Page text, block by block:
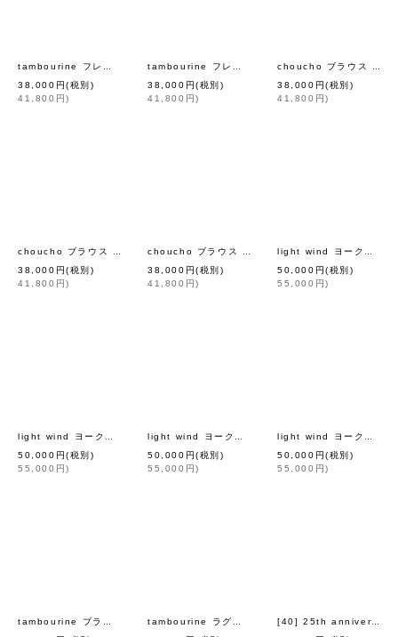
tambourine フレアスリーブブラウス (AES1448:LBG) [mina perhonen]
38,000 円(税別)
41,800 円)
tambourine フレアスリーブブラウス (AES1448:NV)
38,000 円(税別)
41,800 円)
choucho ブラウス (AES1447:WH)
38,000 円(税別)
41,800 円)
choucho ブラウス (AES1447:LBG) [mina perhonen]
38,000 円(税別)
41,800 円)
choucho ブラウス (AES1447:NV) [
mina
38,000 円(税別)
41,800 円)
light wind ヨークギャザーブラウス (AES1428:LPK)
50,000 円(税別)
55,000 円)
light wind ヨークギャザーブラウス (AES1428:WH) mina perhonen]
50,000 円(税別)
55,000 円)
light wind ヨークギャザーブラウス (AES1428:GR)
50,000 円(税別)
55,000 円)
light wind ヨークギャザーブラウス (AES1428:BK)
50,000 円(税別)
55,000 円)
tambourine ブラウス (AES1435:WH) [mina perhonen]
tambourine ラグランスリーブブラウス (ADA1399:BK) [40] 25th anniversary 別注アイテム La trompette de la joie. プルオーバー (ACA8961)